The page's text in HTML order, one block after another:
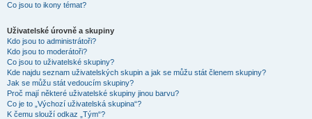
Co jsou to ikony témat?
Uživatelské úrovně a skupiny
Kdo jsou to administrátoři?
Kdo jsou to moderátoři?
Co jsou to uživatelské skupiny?
Kde najdu seznam uživatelských skupin a jak se můžu stát členem skupiny?
Jak se můžu stát vedoucím skupiny?
Proč mají některé uživatelské skupiny jinou barvu?
Co je to „Výchozí uživatelská skupina“?
K čemu slouží odkaz „Tým“?